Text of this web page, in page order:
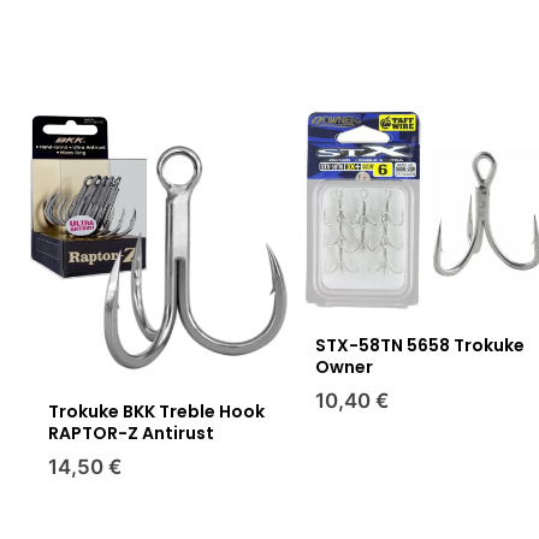
Trokuke BKK Treble Hook
RAPTOR-Z Antirust
14,50 €
STX-58TN 5658 Trokuke
Owner
10,40 €